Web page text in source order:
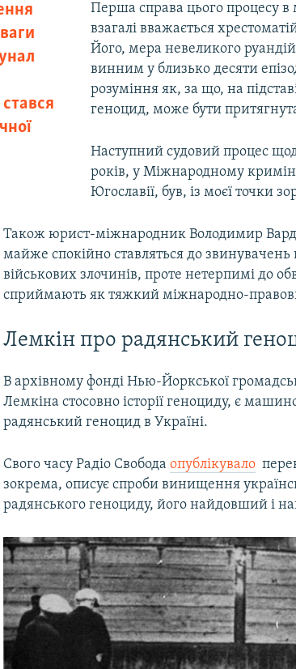
Перша справа цього процесу
взагалі вважається
Його, мера невеликого
винним у близько десяти
розуміння як, за що, на
геноцид, може бути
Наступний судовий процес
років, у Міжнародному
Югославії, був, із моєї точки
Також юрист-міжнародник Володимир
майже спокійно ставляться до
військових злочинів, проте нетерпимі до
сприймають як тяжкий міжнародно-
Лемкін про радянський
В архівному фонді Нью-Йоркської
Лемкіна стосовно історії геноциду, є
радянський геноцид в Україні.
Свого часу Радіо Свободаопублікувало
зокрема, описує спроби винищення
радянського геноциду, його найдовший і